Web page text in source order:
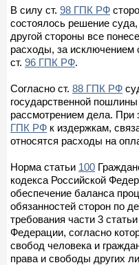
В силу ст. 98 ГПК РФ
состоялось решение
другой стороны все
расходы, за исключением
ст. 96 ГПК РФ.
Согласно ст. 88 ГПК РФ
государственной
рассмотрением дела. При
ГПК РФ к издержкам,
относятся расходы на
Норма статьи 100
кодекса Российской
обеспечение баланса
обязанностей сторон по
требования части 3 статьи
Федерации, согласно
свобод человека и
права и свободы других